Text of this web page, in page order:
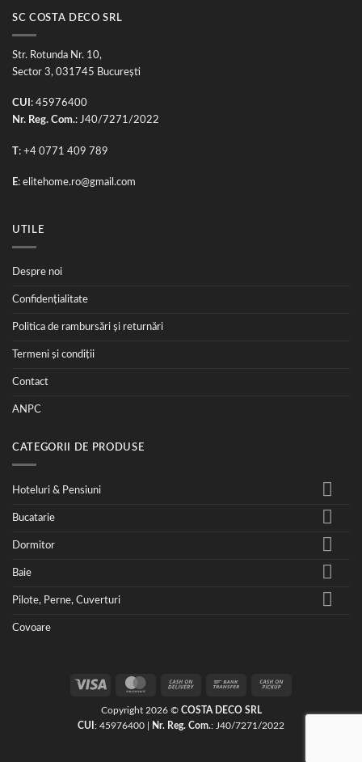
SC COSTA DECO SRL
Str. Rotunda Nr. 10,
Sector 3, 031745 București
CUI : 45976400
Nr. Reg. Com.: J40/7271/2022
T: +4 0771 409 789
E: elitehome.ro@gmail.com
UTILE
Despre noi
Confidențialitate
Politica de rambursări și returnări
Termeni și condiții
Contact
ANPC
CATEGORII DE PRODUSE
Hoteluri & Pensiuni
Bucatarie
Dormitor
Baie
Pilote, Perne, Cuverturi
Covoare
MasterCard Cash
Delivery
Bank
Pickup
Copyright 2026 © COSTA DECO SRL
CUI : 45976400 | Nr. Reg. Com.: J40/7271/2022